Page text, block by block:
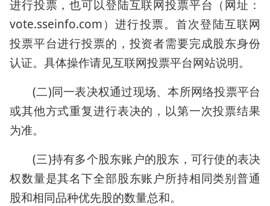
进行投票，也可以登陆互联网投票平台（网址：
vote.sseinfo.com）进行投票。首次登陆互联网
投票平台进行投票的，投资者需要完成股东身份
认证。具体操作请见互联网投票平台网站说明。
(二)同一表决权通过现场、本所网络投票平台
或其他方式重复进行表决的，以第一次投票结果
为准。
(三)持有多个股东账户的股东，可行使的表决
权数量是其名下全部股东账户所持相同类别普通
股和相同品种优先股的数量总和。